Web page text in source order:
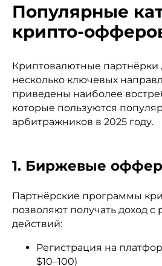
Популярные
крипто-
Криптовалютные партнёрки
несколько ключевых
приведены наиболее
которые пользуются
арбитражников в 2025 году.
1. Биржевые
Партнёрские программы
позволяют получать доход с
действий:
Регистрация на
$10–100)